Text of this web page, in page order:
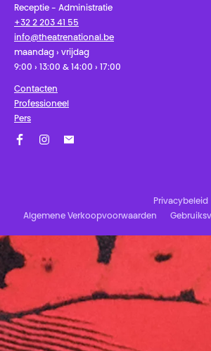
Receptie - Administratie
+32 2 203 41 55
info@theatrenational.be
maandag › vrijdag
9:00 › 13:00 & 14:00 › 17:00
Contacten
Professioneel
Pers
Privacybeleid
Algemene Verkoopvoorwaarden